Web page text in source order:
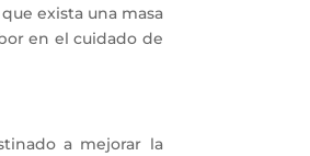
exista una masa
en el cuidado de
a mejorar la